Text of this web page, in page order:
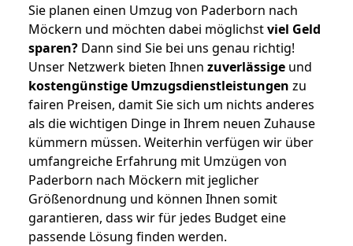
Sie planen einen Umzug von Paderborn nach
Möckern und möchten dabei möglichstviel Geld
sparen? Dann sind Sie bei uns genau richtig!
Unser Netzwerk bieten Ihnen zuverlässige und
kostengünstige Umzugsdienstleistungen zu
fairen Preisen, damit Sie sich um nichts anderes
als die wichtigen Dinge in Ihrem neuen Zuhause
kümmern müssen. Weiterhin verfügen wir über
umfangreiche Erfahrung mit Umzügen von
Paderborn nach Möckern mit jeglicher
Größenordnung und können Ihnen somit
garantieren, dass wir für jedes Budget eine
passende Lösung finden werden.